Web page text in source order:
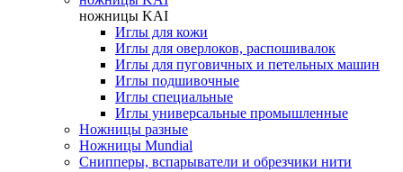
ножницы KAI
Иглы для кожи
Иглы для оверлоков, распошивалок
Иглы для пуговичных и петельных машин
Иглы подшивочные
Иглы специальные
Иглы универсальные промышленные
Ножницы разные
Ножницы Mundial
Снипперы, вспарыватели и обрезчики нити